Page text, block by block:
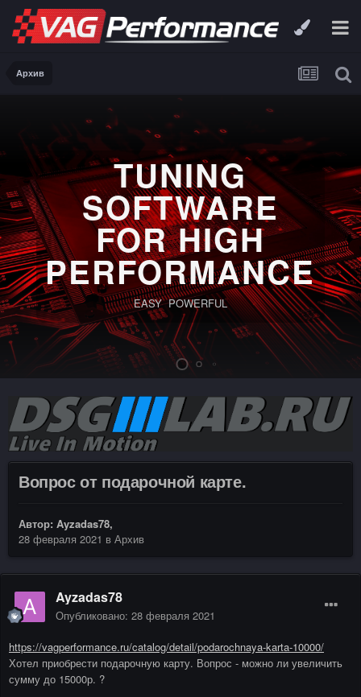
Архив
TUNING
SOFTWARE
FOR HIGH
PERFORMANCE
EASY POWERFUL
Вопрос от подарочной карте.
Автор: Ayzadas78,
28 февраля 2021 в Архив
Ayzadas78
Опубликовано: 28 февраля 2021
https://vagperformance.ru/catalog/detail/podarochnaya-karta-10000/
Хотел приобрести подарочную карту. Вопрос - можно ли увеличить
сумму до 15000р. ?